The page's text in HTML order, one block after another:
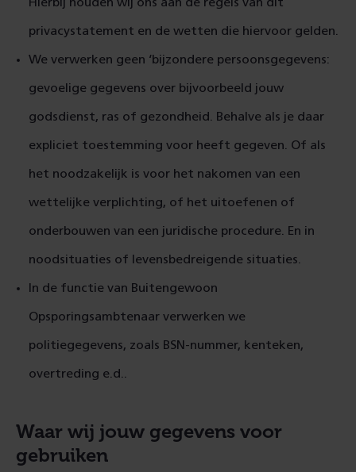
privacystatement en de wetten die hiervoor gelden.
We verwerken geen ‘bijzondere persoonsgegevens:
gevoelige gegevens over bijvoorbeeld jouw
godsdienst, ras of gezondheid. Behalve als je daar
expliciet toestemming voor heeft gegeven. Of als
het noodzakelijk is voor het nakomen van een
wettelijke verplichting, of het uitoefenen of
onderbouwen van een juridische procedure. En in
noodsituaties of levensbedreigende situaties.
In de functie van Buitengewoon
Opsporingsambtenaar verwerken we
politiegegevens, zoals BSN-nummer, kenteken,
overtreding e.d..
Waar wij jouw gegevens voor
gebruiken